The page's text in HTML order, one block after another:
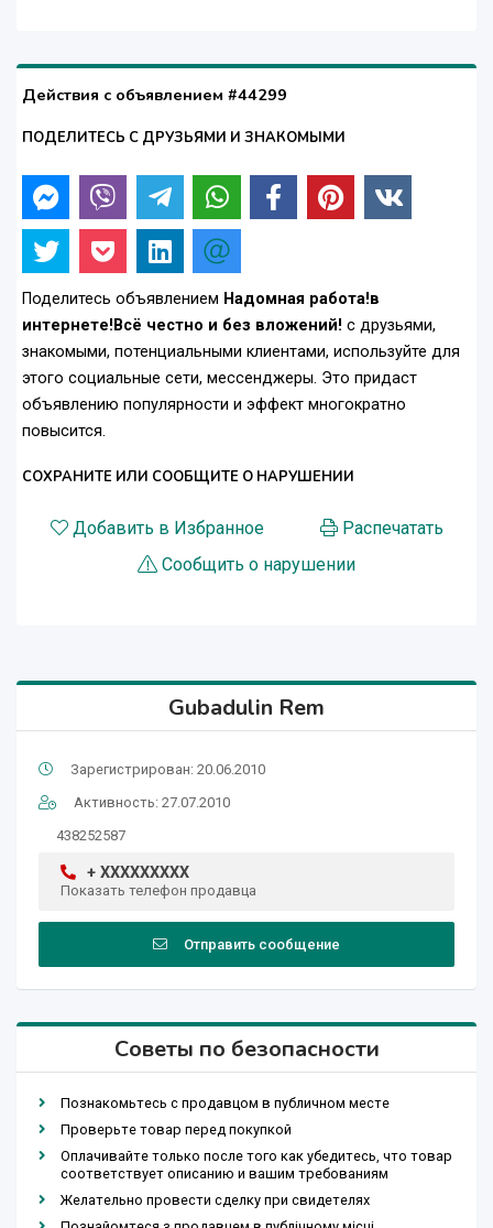
Действия с объявлением #44299
ПОДЕЛИТЕСЬ С ДРУЗЬЯМИ И ЗНАКОМЫМИ
Поделитесь объявлением Надомная работа!в
интернете!Всё честно и без вложений! с друзьями,
знакомыми, потенциальными клиентами, используйте для
этого социальные сети, мессенджеры. Это придаст
объявлению популярности и эффект многократно
повысится.
СОХРАНИТЕ ИЛИ СООБЩИТЕ О НАРУШЕНИИ
Добавить в Избранное
Распечатать
Сообщить о нарушении
Gubadulin Rem
Зарегистрирован: 20.06.2010
Активность: 27.07.2010
438252587
+ XXXXXXXXX
Показать телефон продавца
Отправить сообщение
Советы по безопасности
Познакомьтесь с продавцом в публичном месте
Проверьте товар перед покупкой
Оплачивайте только после того как убедитесь, что товар
соответствует описанию и вашим требованиям
Желательно провести сделку при свидетелях